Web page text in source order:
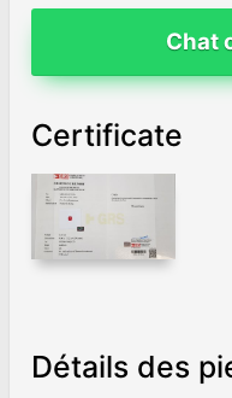
Chat
Certificate
Détails des